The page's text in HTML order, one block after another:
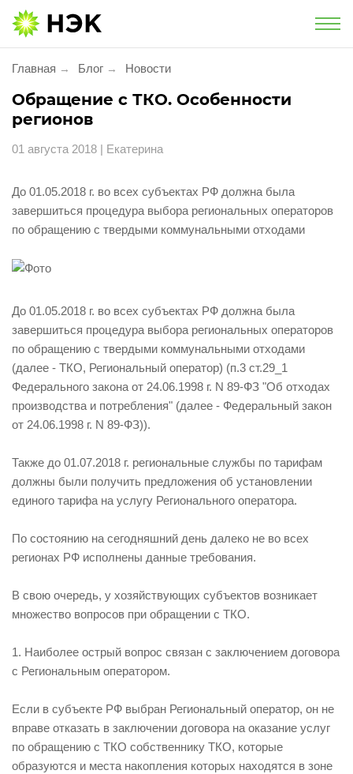
Национальная экологическая компания
Услуги
Экологический сбор
Утилизация фармацевтической
продукции
Главная → Блог → Новости
Обращение с ТКО. Особенности
регионов
01 августа 2018 | Екатерина
До 01.05.2018 г. во всех субъектах РФ должна была
завершиться процедура выбора региональных операторов
по обращению с твердыми коммунальными отходами
До 01.05.2018 г. во всех субъектах РФ должна была
завершиться процедура выбора региональных операторов
по обращению с твердыми коммунальными отходами
(далее - ТКО, Региональный оператор) (п.3 ст.29_1
Федерального закона от 24.06.1998 г. N 89-ФЗ "Об отходах
производства и потребления" (далее - Федеральный закон
от 24.06.1998 г. N 89-ФЗ)).
Также до 01.07.2018 г. региональные службы по тарифам
должны были получить предложения об установлении
единого тарифа на услугу Регионального оператора.
По состоянию на сегодняшний день далеко не во всех
регионах РФ исполнены данные требования.
В свою очередь, у хозяйствующих субъектов возникает
множество вопросов при обращении с ТКО.
1. Наиболее острый вопрос связан с заключением договора
с Региональным оператором.
Если в субъекте РФ выбран Региональный оператор, он не
вправе отказать в заключении договора на оказание услуг
по обращению с ТКО собственнику ТКО, которые
образуются и места накопления которых находятся в зоне